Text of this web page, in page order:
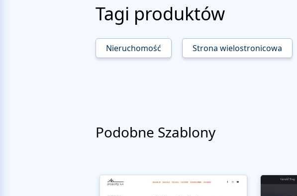
Tagi produktów
Nieruchomość Strona wielostronicowa
Podobne Szablony